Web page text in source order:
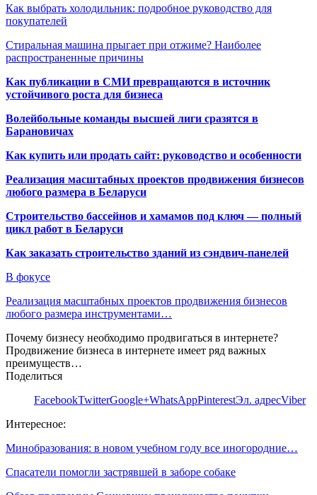
Как выбрать холодильник: подробное руководство для
покупателей
Стиральная машина прыгает при отжиме? Наиболее
распространенные причины
Как публикации в СМИ превращаются в источник
устойчивого роста для бизнеса
Волейбольные команды высшей лиги сразятся в
Барановичах
Как купить или продать сайт: руководство и особенности
Реализация масштабных проектов продвижения бизнесов
любого размера в Беларуси
Строительство бассейнов и хамамов под ключ — полный
цикл работ в Беларуси
Как заказать строительство зданий из сэндвич-панелей
В фокусе
Реализация масштабных проектов продвижения бизнесов
любого размера инструментами…
Почему бизнесу необходимо продвигаться в интернете?
Продвижение бизнеса в интернете имеет ряд важных
преимуществ…
Поделиться
FacebookTwitterGoogle+WhatsAppPinterestЭл. адресViber
Интересное:
Минобразования: в новом учебном году все иногородние…
Спасатели помогли застрявшей в заборе собаке